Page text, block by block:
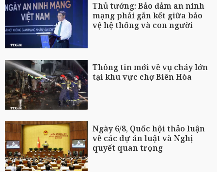
Thủ tướng: Bảo đảm an ninh
mạng phải gắn kết giữa bảo
vệ hệ thống và con người
Thông tin mới về vụ cháy lớn
tại khu vực chợ Biên Hòa
Ngày 6/8, Quốc hội thảo luận
về các dự án luật và Nghị
quyết quan trọng